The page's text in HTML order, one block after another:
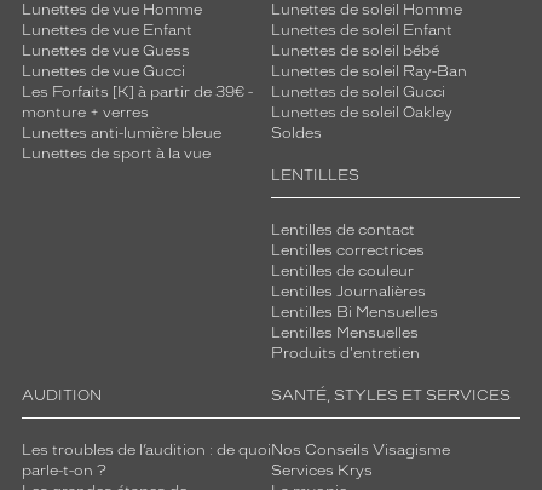
Lunettes de vue Homme
Lunettes de vue Enfant
Lunettes de vue Guess
Lunettes de vue Gucci
Les Forfaits [K] à partir de 39€ -
monture + verres
Lunettes anti-lumière bleue
Lunettes de sport à la vue
Lunettes de soleil Homme
Lunettes de soleil Enfant
Lunettes de soleil bébé
Lunettes de soleil Ray-Ban
Lunettes de soleil Gucci
Lunettes de soleil Oakley
Soldes
LENTILLES
Lentilles de contact
Lentilles correctrices
Lentilles de couleur
Lentilles Journalières
Lentilles Bi Mensuelles
Lentilles Mensuelles
Produits d'entretien
AUDITION
Les troubles de l’audition : de quoi
parle-t-on ?
SANTÉ, STYLES ET SERVICES
Nos Conseils Visagisme
Services Krys